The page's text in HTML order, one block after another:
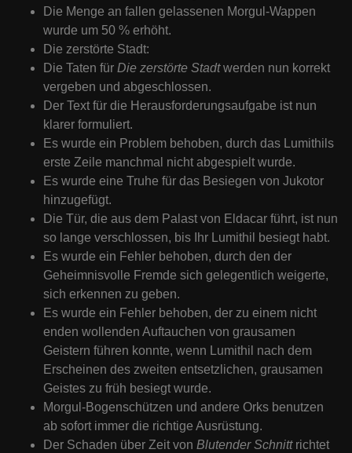
Die Menge an fallen gelassenen Morgul-Wappen
wurde um 50 % erhöht.
Die zerstörte Stadt:
Die Taten für Die zerstörte Stadtwerden nun korrekt
vergeben und abgeschlossen.
Der Text für die Herausforderungsaufgabe ist nun
klarer formuliert.
Es wurde ein Problem behoben, durch das Lumithils
erste Zeile manchmal nicht abgespielt wurde.
Es wurde eine Truhe für das Besiegen von Jukotor
hinzugefügt.
Die Tür, die aus dem Palast von Eldacar führt, ist nun
so lange verschlossen, bis Ihr Lumithil besiegt habt.
Es wurde ein Fehler behoben, durch den der
Geheimnisvolle Fremde sich gelegentlich weigerte,
sich erkennen zu geben.
Es wurde ein Fehler behoben, der zu einem nicht
enden wollenden Auftauchen von grausamen
Geistern führen konnte, wenn Lumithil nach dem
Erscheinen des zweiten entsetzlichen, grausamen
Geistes zu früh besiegt wurde.
Morgul-Bogenschützen und andere Orks benutzen
ab sofort immer die richtige Ausrüstung.
Der Schaden über Zeit von Blutender Schnittrichtet